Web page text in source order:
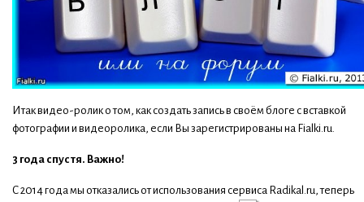
Итак видео-ролик о том, как создать запись в своём блоге с вставкой
фотографии и видеоролика, если Вы зарегистрированы на Fialki.ru.
3 года спустя. Важно!
С 2014 года мы отказались от использования сервиса Radikal.ru, теперь